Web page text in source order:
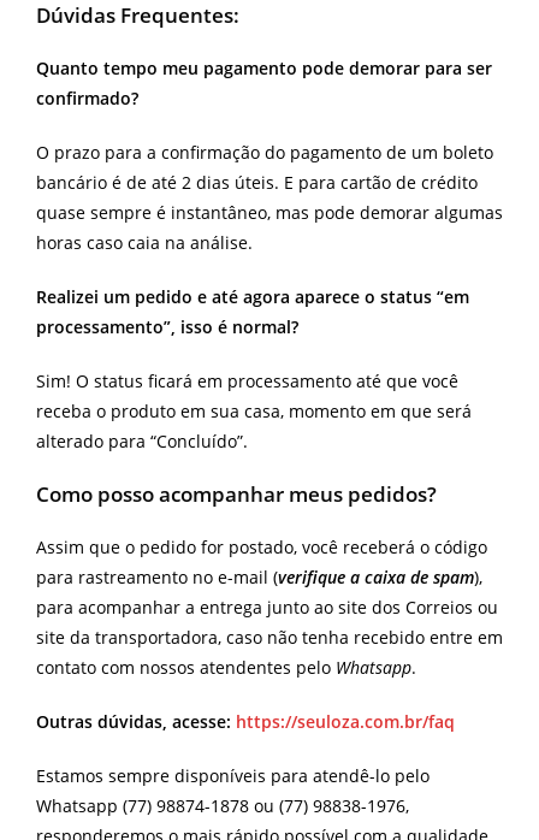
Dúvidas Frequentes:
Quanto tempo meu pagamento pode demorar para ser
confirmado?
O prazo para a confirmação do pagamento de um boleto
bancário é de até 2 dias úteis. E para cartão de crédito
quase sempre é instantâneo, mas pode demorar algumas
horas caso caia na análise.
Realizei um pedido e até agora aparece o status “em
processamento”, isso é normal?
Sim! O status ficará em processamento até que você
receba o produto em sua casa, momento em que será
alterado para “Concluído”.
Como posso acompanhar meus pedidos?
Assim que o pedido for postado, você receberá o código
para rastreamento no e-mail (verifique a caixa de spam),
para acompanhar a entrega junto ao site dos Correios ou
site da transportadora, caso não tenha recebido entre em
contato com nossos atendentes pelo Whatsapp.
Outras dúvidas, acesse: https://seuloza.com.br/faq
Estamos sempre disponíveis para atendê-lo pelo
Whatsapp (77) 98874-1878 ou (77) 98838-1976,